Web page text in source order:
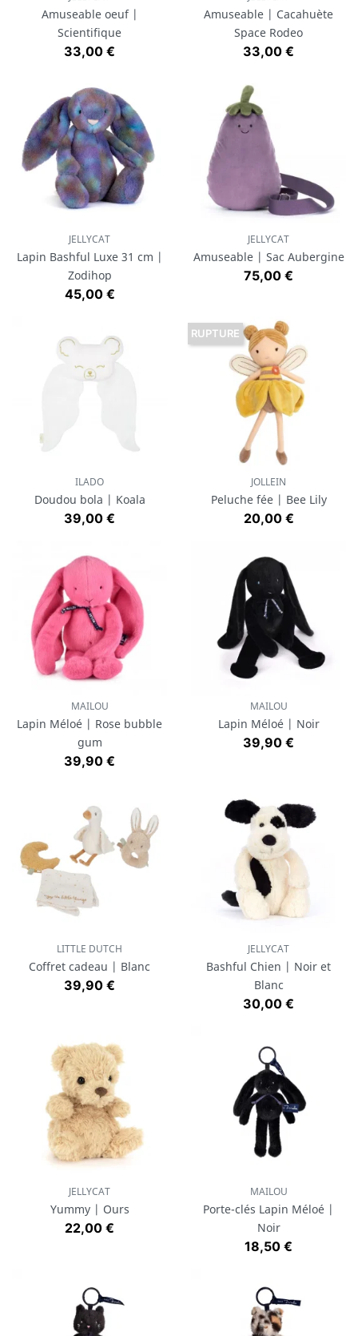
Amuseable oeuf |
Scientifique
Prix
33,00 €
Amuseable | Cacahuète
Space Rodeo
Prix
33,00 €
JELLYCAT
Lapin Bashful Luxe 31 cm |
Zodihop
Prix
45,00 €
JELLYCAT
Amuseable | Sac Aubergine
Prix
75,00 €
ILADO
Doudou bola | Koala
Prix
39,00 €
JOLLEIN
Peluche fée | Bee Lily
Prix
20,00 €
RUPTURE
MAILOU
Lapin Méloé | Rose bubble
gum
Prix
39,90 €
MAILOU
Lapin Méloé | Noir
Prix
39,90 €
LITTLE DUTCH
Coffret cadeau | Blanc
Prix
39,90 €
JELLYCAT
Bashful Chien | Noir et
Blanc
Prix
30,00 €
JELLYCAT
Yummy | Ours
Prix
22,00 €
MAILOU
Porte-clés Lapin Méloé |
Noir
Prix
18,50 €